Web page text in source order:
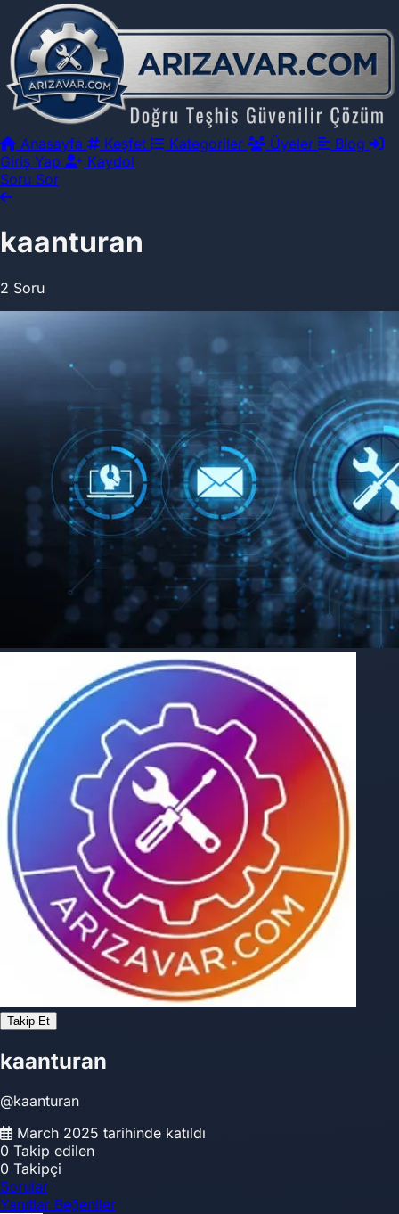
Anasayfa Keşfet Kategoriler Üyeler
Blog
Giriş Yap
Kaydol
Soru Sor
kaanturan
2 Soru
Takip Et
kaanturan
@kaanturan
March 2025 tarihinde katıldı
0 Takip edilen
0 Takipçi
Sorular
Yanıtlar Beğeniler